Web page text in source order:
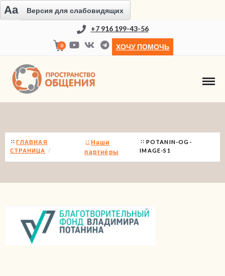
Aa Версия для слабовидящих
+7 916 199-43-56
0 ХОЧУ ПОМОЧЬ
ГЛАВНАЯ
СТРАНИЦА
Наши
партнёры
POTANIN-OG-
IMAGE-S1